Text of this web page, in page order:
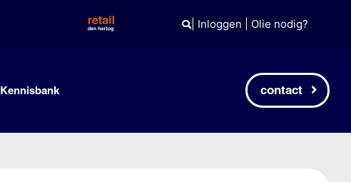
| Inloggen Olie nodig?
Kennisbank contact